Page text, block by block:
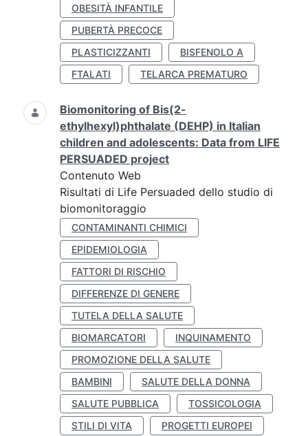
OBESITÀ INFANTILE
PUBERTÀ PRECOCE
PLASTICIZZANTI
BISFENOLO A
FTALATI
TELARCA PREMATURO
Biomonitoring of Bis(2-
ethylhexyl)phthalate (DEHP) in Italian
children and adolescents: Data from LIFE
PERSUADED project
Contenuto Web
Risultati di Life Persuaded dello studio di
biomonitoraggio
CONTAMINANTI CHIMICI
EPIDEMIOLOGIA
FATTORI DI RISCHIO
DIFFERENZE DI GENERE
TUTELA DELLA SALUTE
BIOMARCATORI
INQUINAMENTO
PROMOZIONE DELLA SALUTE
BAMBINI
SALUTE DELLA DONNA
SALUTE PUBBLICA
TOSSICOLOGIA
STILI DI VITA
PROGETTI EUROPEI